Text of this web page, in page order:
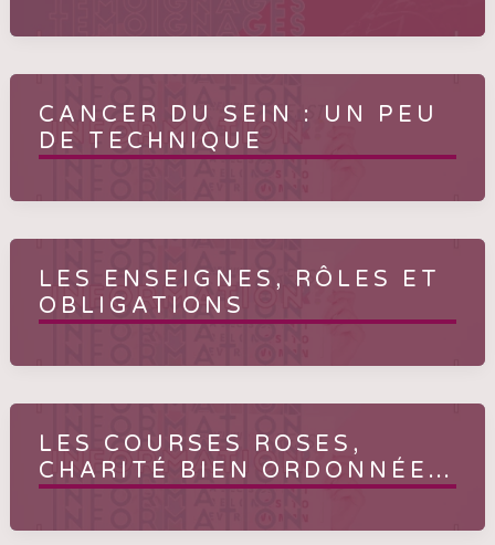
CANCER DU SEIN : UN PEU
DE TECHNIQUE
LES ENSEIGNES, RÔLES ET
OBLIGATIONS
LES COURSES ROSES,
CHARITÉ BIEN ORDONNÉE…